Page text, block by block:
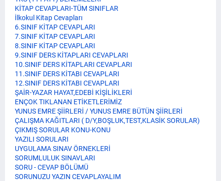
KİTAP CEVAPLARI-TÜM SINIFLAR
İlkokul Kitap Cevapları
6.SINIF KİTAP CEVAPLARI
7.SINIF KİTAP CEVAPLARI
8.SINIF KİTAP CEVAPLARI
9.SINIF DERS KİTAPLARI CEVAPLARI
10.SINIF DERS KİTAPLARI CEVAPLARI
11.SINIF DERS KİTABI CEVAPLARI
12.SINIF DERS KİTABI CEVAPLARI
ŞAİR-YAZAR HAYAT,EDEBİ KİŞİLİKLERİ
ENÇOK TIKLANAN ETİKETLERİMİZ
YUNUS EMRE ŞİİRLERİ / YUNUS EMRE BÜTÜN ŞİİRLERİ
ÇALIŞMA KAĞITLARI ( D/Y,BOŞLUK,TEST,KLASİK SORULAR)
ÇIKMIŞ SORULAR KONU-KONU
YAZILI SORULARI
UYGULAMA SINAV ÖRNEKLERİ
SORUMLULUK SINAVLARI
SORU - CEVAP BÖLÜMÜ
SORUNUZU YAZIN CEVAPLAYALIM